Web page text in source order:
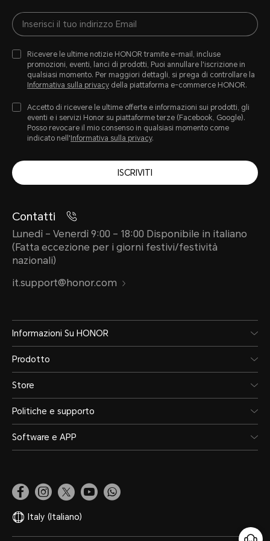
Ricevere le ultime notizie HONOR tramite e-mail, incluse
promozioni, eventi, lanci di prodotti, Puoi annullare l'iscrizione in
qualsiasi momento. Per maggiori dettagli, si prega di controllare la
Informativa sulla privacy della piattaforma e-commerce HONOR.
Accetto di ricevere le ultime offerte e informazioni sui prodotti, gli
eventi e i servizi Honor su piattaforme terze (Facebook, Google).
Posso revocare il mio consenso in qualsiasi momento come
indicato nell' Informativa sulla privacy.
ISCRIVITI
Contatti
Lunedì – Venerdì 9:00 – 18:00 Disponibile in italiano
(Fatta eccezione per i giorni festivi/festività
nazionali)
it.support@honor.com
Informazioni Su HONOR
Prodotto
Store
Politiche e supporto
Software e APP
Italy (Italiano)